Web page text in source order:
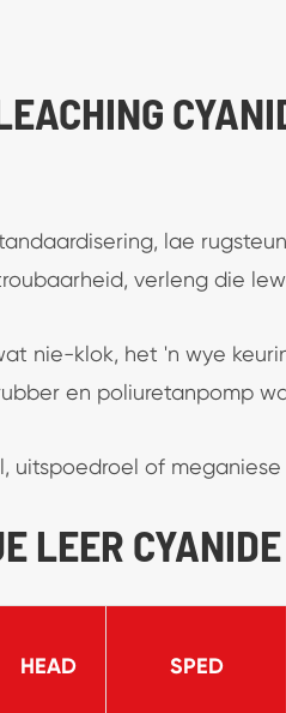
lae
verleng die
nie-klok, het 'n wye
en poliuretanpomp
uitspoedroel of
LEER
HEAD SPED